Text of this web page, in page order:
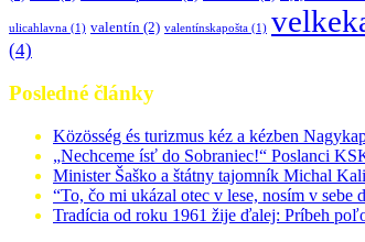
ulicahlavna (1) valentín (2) valentínskapošta (1)
(4)
Posledné články
Közösség és turizmus kéz a kézben
„Nechceme ísť do Sobraniec!“ Poslanci
Minister Šaško a štátny tajomník Michal
“To, čo mi ukázal otec v lese, nosím v
Tradícia od roku 1961 žije ďalej: Príbeh